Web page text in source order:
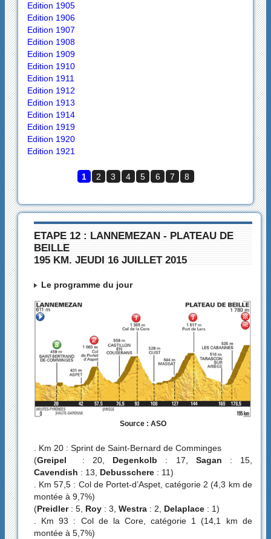
Edition 1905
Edition 1906
Edition 1907
Edition 1908
Edition 1909
Edition 1910
Edition 1911
Edition 1912
Edition 1913
Edition 1914
Edition 1919
Edition 1920
Edition 1921
1 2 3 4 5 6 7 8
ETAPE 12 : LANNEMEZAN - PLATEAU DE
BEILLE
195 KM. JEUDI 16 JUILLET 2015
Le programme du jour
Source : ASO
. Km 20 : Sprint de Saint-Bernard de Comminges
(Greipel : 20, Degenkolb : 17, Sagan : 15,
Cavendish : 13, Debusschere: 11)
. Km 57,5 : Col de Portet-d’Aspet, catégorie 2 (4,3 km de
montée à 9,7%)
(Preidler: 5, Roy: 3, Westra: 2, Delaplace: 1)
. Km 93 : Col de la Core, catégorie 1 (14,1 km de
montée à 5,7%)